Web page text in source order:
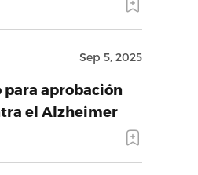
Sep 5, 2025
para aprobación
el Alzheimer